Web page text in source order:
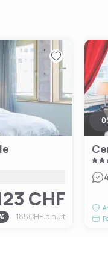
CHF
185 CHFla nuit